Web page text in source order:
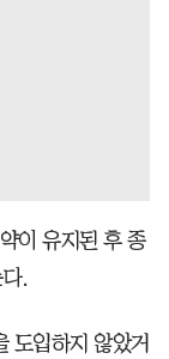
이 유지된 후 종
.
도입하지 않았거